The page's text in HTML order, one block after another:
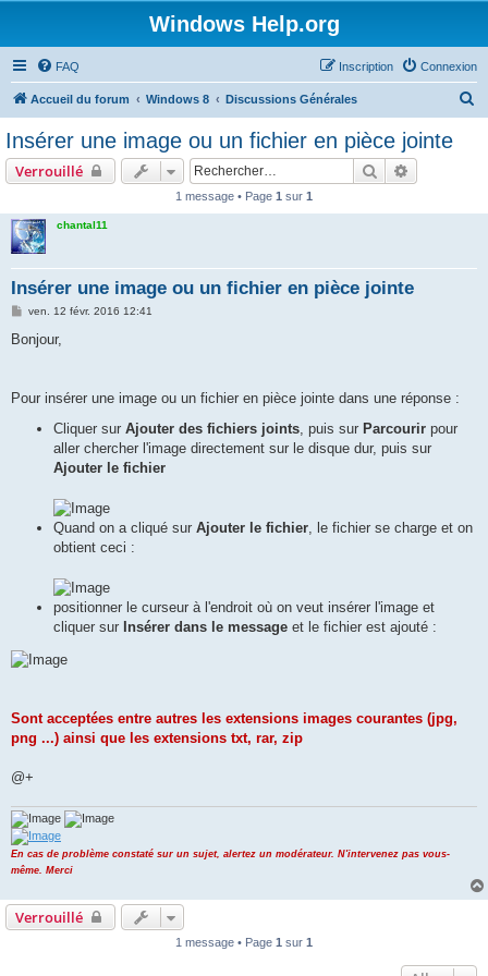
Windows Help.org
FAQ Connexion
Inscription
Accueil du forum Windows 8 Discussions Générales
Insérer une image ou un fichier en pièce jointe
Verrouillé Rechercher
1 message • Page 1 sur 1
chantal11
Insérer une image ou un fichier en pièce jointe
M
s
ven. 12 févr. 2016 12:41
Bonjour,
Pour insérer une image ou un fichier en pièce jointe dans une réponse :
Cliquer sur Ajouter des fichiers joints, puis sur Parcourir pour
aller chercher l'image directement sur le disque dur, puis sur
Ajouter le fichier
Quand on a cliqué sur Ajouter le fichier, le fichier se charge et on
obtient ceci :
positionner le curseur à l'endroit où on veut insérer l'image et
cliquer sur Insérer dans le message et le fichier est ajouté :
Sont acceptées entre autres les extensions images courantes (jpg,
png ...) ainsi que les extensions txt, rar, zip
@+
En cas de problème constaté sur un sujet, alertez un modérateur. N'intervenez pas vous-
même. Merci
Verrouillé
1 message • Page 1 sur 1